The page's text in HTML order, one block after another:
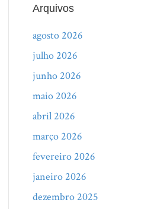
Arquivos
agosto 2026
julho 2026
junho 2026
maio 2026
abril 2026
março 2026
fevereiro 2026
janeiro 2026
dezembro 2025